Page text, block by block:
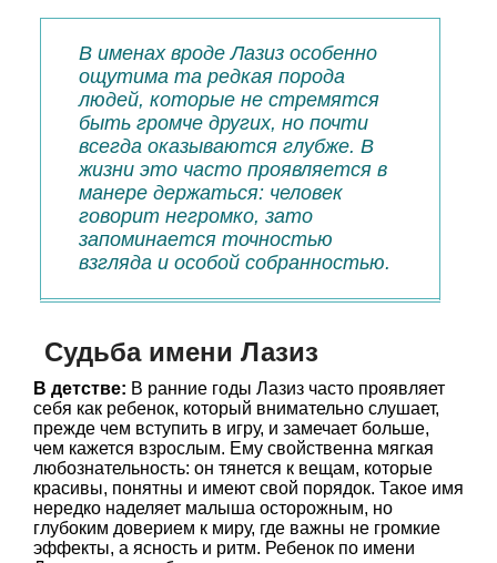
В именах вроде Лазиз особенно
ощутима та редкая порода
людей, которые не стремятся
быть громче других, но почти
всегда оказываются глубже. В
жизни это часто проявляется в
манере держаться: человек
говорит негромко, зато
запоминается точностью
взгляда и особой собранностью.
Судьба имени Лазиз
В детстве: В ранние годы Лазиз часто проявляет
себя как ребенок, который внимательно слушает,
прежде чем вступить в игру, и замечает больше,
чем кажется взрослым. Ему свойственна мягкая
любознательность: он тянется к вещам, которые
красивы, понятны и имеют свой порядок. Такое имя
нередко наделяет малыша осторожным, но
глубоким доверием к миру, где важны не громкие
эффекты, а ясность и ритм. Ребенок по имени